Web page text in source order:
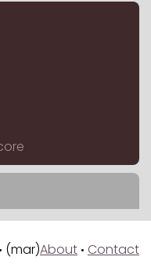
• (mar)About • Contact